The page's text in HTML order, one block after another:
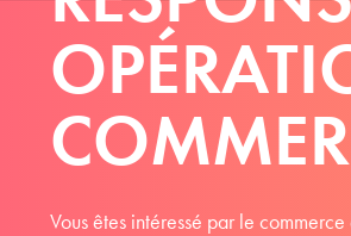
Vous êtes intéressé par le